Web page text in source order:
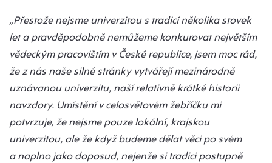
„Přestože nejsme univerzitou s tradicí několika stovek
let a pravděpodobně nemůžeme konkurovat největším
vědeckým pracovištím v České republice, jsem moc rád,
že z nás naše silné stránky vytvářejí mezinárodně
uznávanou univerzitu, naší relativně krátké historii
navzdory. Umístění v celosvětovém žebříčku mi
potvrzuje, že nejsme pouze lokální, krajskou
univerzitou, ale že když budeme dělat věci po svém
a naplno jako doposud, nejenže si tradici postupně